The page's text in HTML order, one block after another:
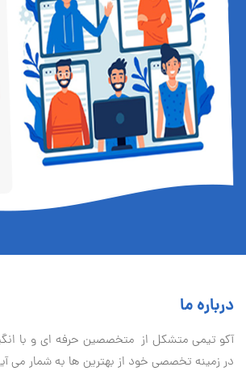
درباره ما
آكو تيمی متشکل از متخصصین حرفه ای و با
در زمینه تخصصی خود از بهترین ها به شمار می